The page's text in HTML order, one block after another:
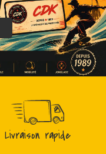
Livraison rapide